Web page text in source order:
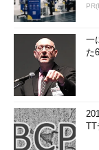
一
た
TT